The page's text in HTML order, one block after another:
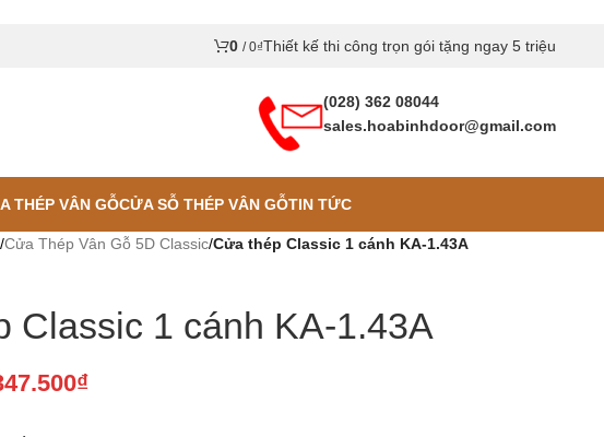
0 / 0₫Thiết kế thi công trọn gói tặng ngay 5 triệu
(028) 362 08044
sales.hoabinhdoor@gmail.com
THÉP VÂN GỖCỬA SỖ THÉP VÂN GỖTIN TỨC
/Cửa Thép Vân Gỗ 5D Classic/Cửa thép Classic 1 cánh KA-1.43A
Classic 1 cánh KA-1.43A
₫